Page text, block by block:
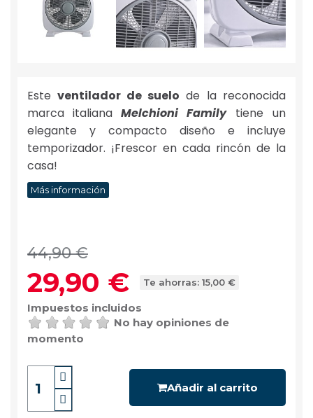
Este ventilador de suelo de la reconocida
marca italiana Melchioni Familytiene un
elegante y compacto diseño e incluye
temporizador. ¡Frescor en cada rincón de la
casa!
Más información
44,90 €
29,90 € Te ahorras: 15,00 €
Impuestos incluidos
No hay opiniones de
momento
Añadir al carrito